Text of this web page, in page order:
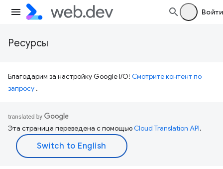
Войти
Ресурсы
Благодарим за настройку Google I/O! Смотрите контент по
запросу .
Эта страница переведена с помощьюCloud Translation API.